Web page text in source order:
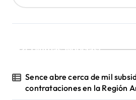
¡Ultimas Noticias!
Sence abre cerca de mil
contrataciones en la Región